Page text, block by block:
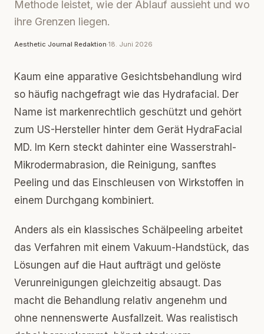
Methode leistet, wie der Ablauf aussieht und wo
ihre Grenzen liegen.
Aesthetic Journal Redaktion·18. Juni 2026
Kaum eine apparative Gesichtsbehandlung wird
so häufig nachgefragt wie das Hydrafacial. Der
Name ist markenrechtlich geschützt und gehört
zum US-Hersteller hinter dem Gerät HydraFacial
MD. Im Kern steckt dahinter eine Wasserstrahl-
Mikrodermabrasion, die Reinigung, sanftes
Peeling und das Einschleusen von Wirkstoffen in
einem Durchgang kombiniert.
Anders als ein klassisches Schälpeeling arbeitet
das Verfahren mit einem Vakuum-Handstück, das
Lösungen auf die Haut aufträgt und gelöste
Verunreinigungen gleichzeitig absaugt. Das
macht die Behandlung relativ angenehm und
ohne nennenswerte Ausfallzeit. Was realistisch